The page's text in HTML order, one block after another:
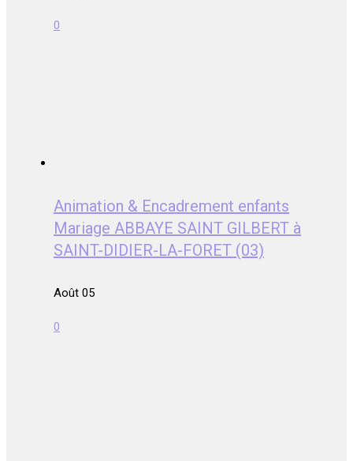
0
Animation & Encadrement enfants
Mariage ABBAYE SAINT GILBERT à
SAINT-DIDIER-LA-FORET (03)
Août 05
0